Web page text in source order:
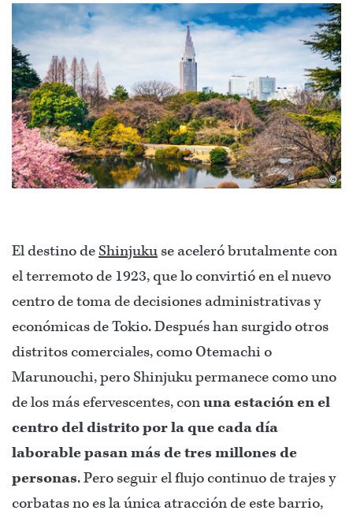
©
El destino deShinjuku se aceleró brutalmente con
el terremoto de 1923, que lo convirtió en el nuevo
centro de toma de decisiones administrativas y
económicas de Tokio. Después han surgido otros
distritos comerciales, como Otemachi o
Marunouchi, pero Shinjuku permanece como uno
de los más efervescentes, conuna estación en el
centro del distrito por la que cada día
laborable pasan más de tres millones de
personas. Pero seguir el flujo continuo de trajes y
corbatas no es la única atracción de este barrio,